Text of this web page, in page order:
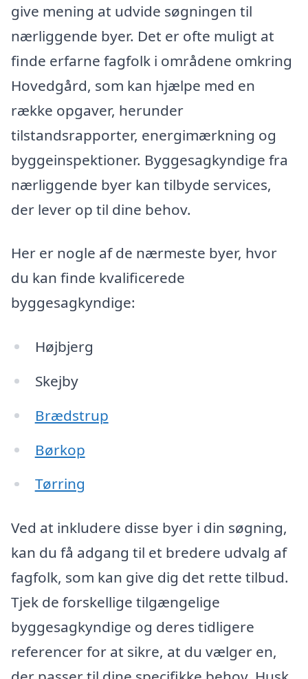
give mening at udvide søgningen til
nærliggende byer. Det er ofte muligt at
finde erfarne fagfolk i områdene omkring
Hovedgård, som kan hjælpe med en
række opgaver, herunder
tilstandsrapporter, energimærkning og
byggeinspektioner. Byggesagkyndige fra
nærliggende byer kan tilbyde services,
der lever op til dine behov.
Her er nogle af de nærmeste byer, hvor
du kan finde kvalificerede
byggesagkyndige:
Højbjerg
Skejby
Brædstrup
Børkop
Tørring
Ved at inkludere disse byer i din søgning,
kan du få adgang til et bredere udvalg af
fagfolk, som kan give dig det rette tilbud.
Tjek de forskellige tilgængelige
byggesagkyndige og deres tidligere
referencer for at sikre, at du vælger en,